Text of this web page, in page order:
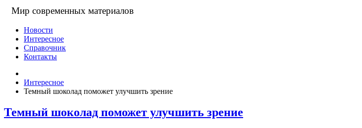
Мир современных материалов
Новости
Интересное
Справочник
Контакты
Интересное
Темный шоколад поможет улучшить зрение
Темный шоколад поможет улучшить зрение